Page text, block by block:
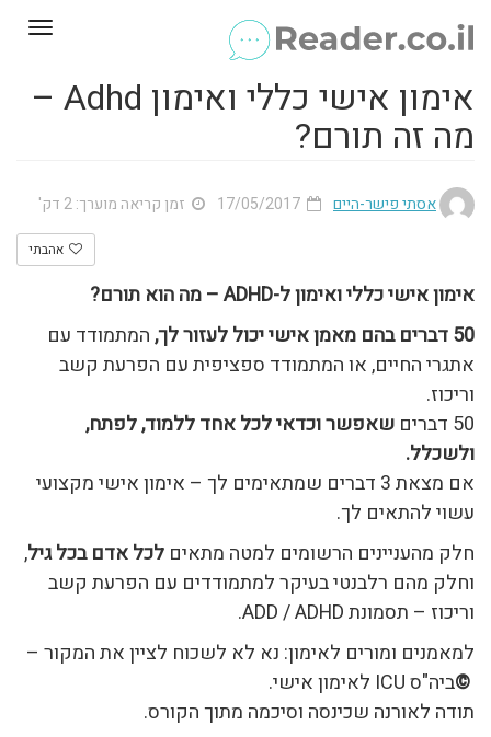
אימון אישי כללי ואימון Adhd –
מה זה תורם?
אסתי פישר-היים זמן קריאה מוערך: 2 דק'
אהבתי
אימון אישי כללי ואימון ל-ADHD – מה הוא תורם?
50 דברים בהם מאמן אישי יכול לעזור לך,
המתמודד עם
אתגרי החיים, או המתמודד ספציפית עם הפרעת קשב
וריכוז.
50 דברים
שאפשר וכדאי לכל אחד ללמוד, לפתח,
ולשכלל.
אם מצאת 3 דברים שמתאימים לך – אימון אישי מקצועי
עשוי להתאים לך.
חלק מהעניינים הרשומים למטה מתאים לכל אדם בכל גיל,
וחלק מהם רלבנטי בעיקר למתמודדים עם הפרעת קשב
וריכוז – תסמונת ADD / ADHD.
למאמנים ומורים לאימון: נא לא לשכוח לציין את המקור –
©ביה"ס ICU לאימון אישי.
תודה לאורנה שכינסה וסיכמה מתוך הקורס.